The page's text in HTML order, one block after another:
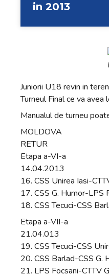
in 2013
Juniorii U18 revin in
Turneul Final ce va
Manualul de turneu
MOLDOVA
RETUR
Etapa a-VI-a
14.04.2013
16. CSS Unirea Iasi-
17. CSS G. Humor-LPS
18. CSS Tecuci-CSS
Etapa a-VII-a
21.04.013
19. CSS Tecuci-CSS
20. CSS Barlad-CSS G.
21. LPS Focsani-CTTV